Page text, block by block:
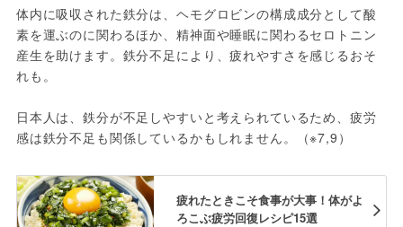
体内に吸収された鉄分は、ヘモグロビンの構成成分として酸
素を運ぶのに関わるほか、精神面や睡眠に関わるセロトニン
産生を助けます。鉄分不足により、疲れやすさを感じるおそ
れも。
日本人は、鉄分が不足しやすいと考えられているため、疲労
感は鉄分不足も関係しているかもしれません。（※7,9）
疲れたときこそ食事が大事！体がよ
ろこぶ疲労回復レシピ15選